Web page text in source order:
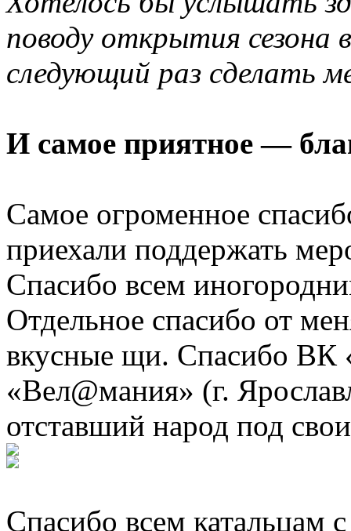
поводу открытия
следующий раз сделать
И самое приятное —
Самое огроменное
приехали поддержать
Спасибо всем
Отдельное спасибо от
вкусные щи. Спасибо ВК
«Вел@мания» (г.
отставший народ под
Спасибо всем катальцам